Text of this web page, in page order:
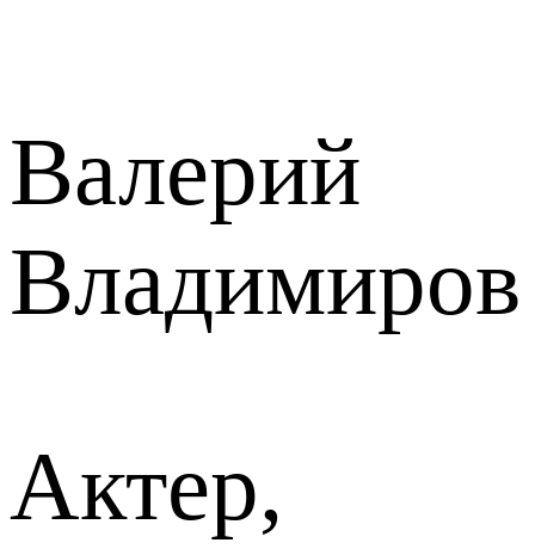
Валерий
Владимиров
Актер,